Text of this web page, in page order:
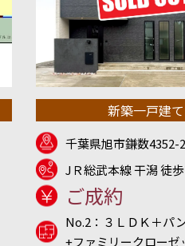
新築一戸建て
千葉県旭市鎌数4352-2
JＲ総武本線 干潟 徒
ご成約
No.2：３ＬＤＫ＋パ
+ファミリークローゼ